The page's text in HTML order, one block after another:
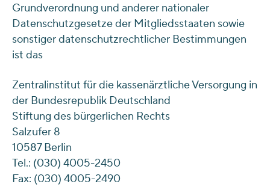
Grundverordnung und anderer nationaler
Datenschutzgesetze der Mitgliedsstaaten sowie
sonstiger datenschutzrechtlicher Bestimmungen
ist das
Zentralinstitut für die kassenärztliche Versorgung in
der Bundesrepublik Deutschland
Stiftung des bürgerlichen Rechts
Salzufer 8
10587 Berlin
Tel.: (030) 4005-2450
Fax: (030) 4005-2490